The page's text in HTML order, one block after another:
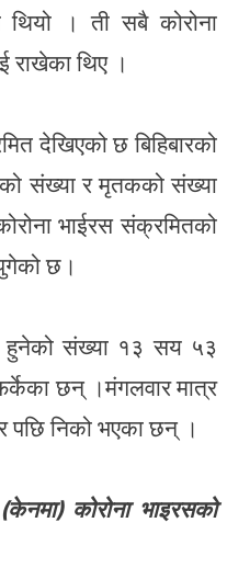
। ती सबै कोरोना
राखेका थिए ।
देखिएको छ बिहिबारको
संख्या र मृतकको संख्या
भाईरस संक्रमितको
छ।
हुनेको संख्या १३ सय ५३
छन् ।मंगलवार मात्र
पछि निको भएका छन् ।
कोरोना भाइरसको